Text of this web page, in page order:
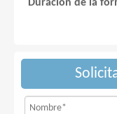
Duración de la